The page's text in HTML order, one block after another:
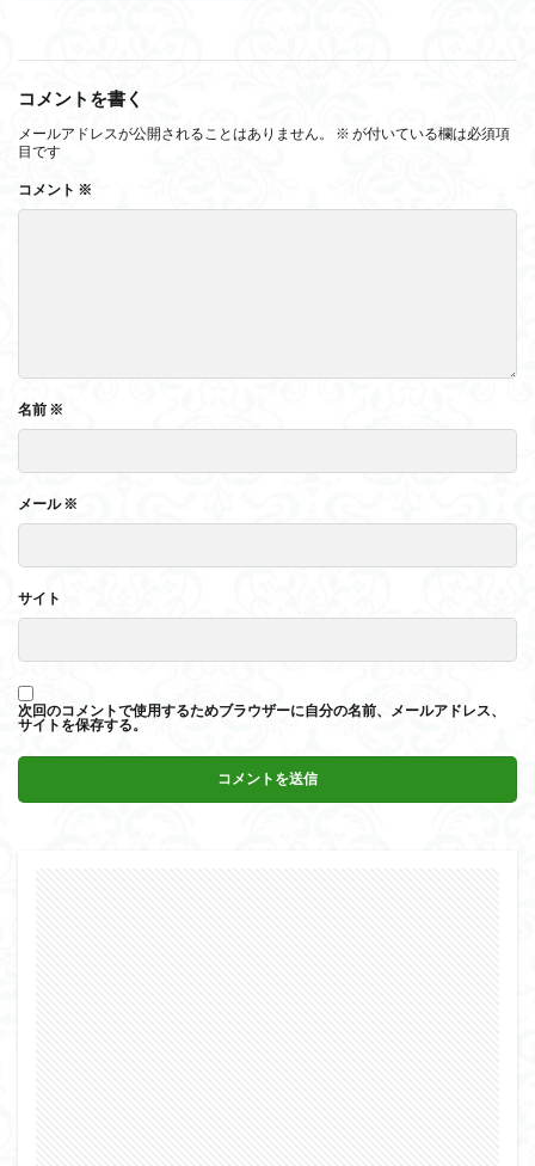
コメントを書く
メールアドレスが公開されることはありません。 ※ が付いている欄は必須項
目です
コメント ※
名前 ※
メール※
サイト
次回のコメントで使用するためブラウザーに自分の名前、メールアドレス、
サイトを保存する。